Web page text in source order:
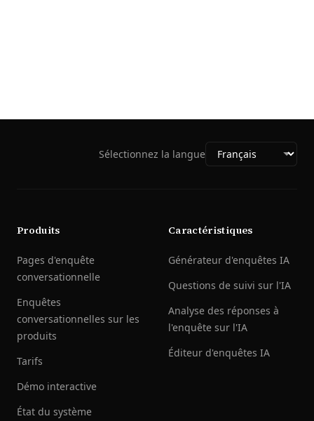
Sélectionnez la langue
Produits
Pages d'enquête
conversationnelle
Enquêtes
conversationnelles sur les
produits
Tarifs
Démo interactive
État du système
Caractéristiques
Générateur d'enquêtes IA
Questions de suivi sur l'IA
Analyse des réponses à
l'enquête sur l'IA
Éditeur d'enquêtes IA